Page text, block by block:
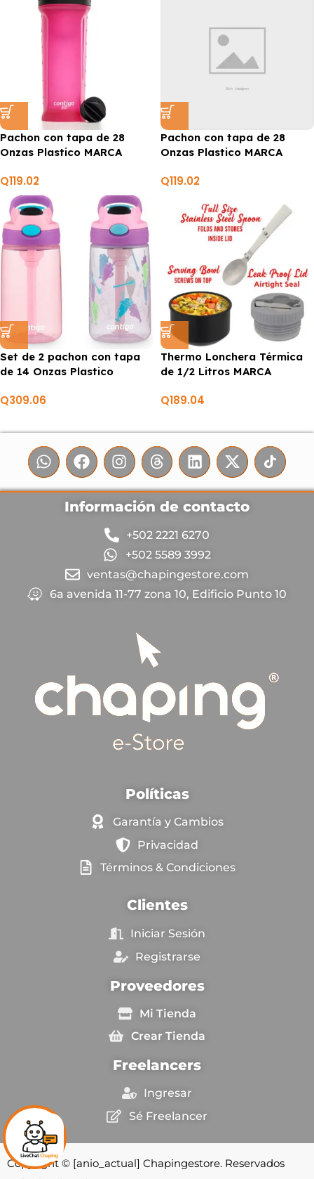
Pachon con tapa de 28
Onzas Plastico MARCA
Q119.02
Pachon con tapa de 28
Onzas Plastico MARCA
Q119.02
Set de 2 pachon con tapa
de 14 Onzas Plastico
Q309.06
Thermo Lonchera Térmica
de 1/2 Litros MARCA
Q189.04
Información de contacto
+502 2221 6270
+502 5589 3992
ventas@chapingestore.com
6a avenida 11-77 zona 10, Edificio Punto 10
Políticas
Garantía y Cambios
Privacidad
Términos & Condiciones
Clientes
Iniciar Sesión
Registrarse
Proveedores
Mi Tienda
Crear Tienda
Freelancers
Ingresar
Sé Freelancer
Copyright © [anio_actual] Chapingestore. Reservados